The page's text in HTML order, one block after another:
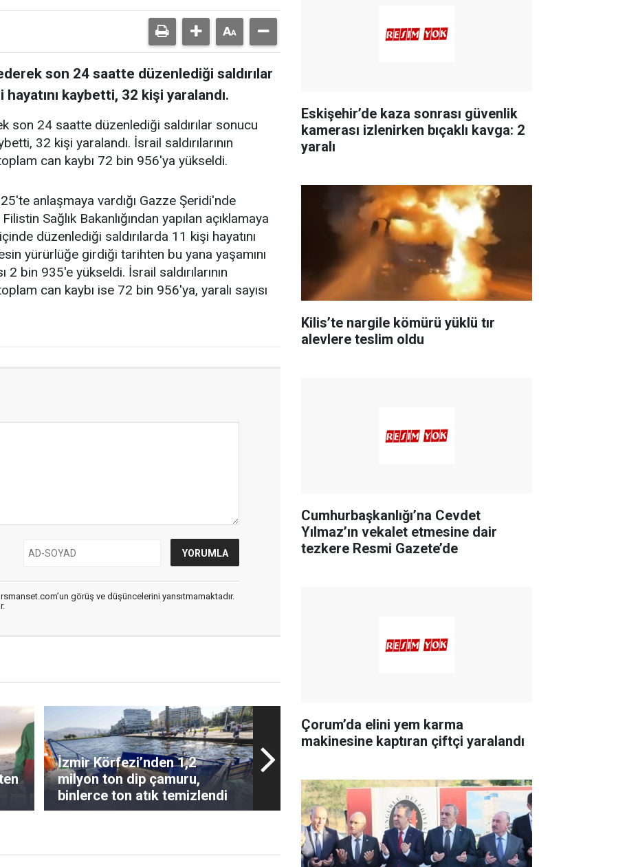
son 24 saatte düzenlediği saldırılar
kaybetti, 32 kişi yaralandı.
son 24 saatte düzenlediği saldırılar sonucu
32 kişi yaralandı. İsrail saldırılarının
can kaybı 72 bin 956'ya yükseldi.
anlaşmaya vardığı Gazze Şeridi'nde
Sağlık Bakanlığından yapılan açıklamaya
düzenlediği saldırılarda 11 kişi hayatını
yürürlüğe girdiği tarihten bu yana yaşamını
2 bin 935'e yükseldi. İsrail saldırılarının
can kaybı ise 72 bin 956'ya, yaralı sayısı
görüş ve düşüncelerini yansıtmamaktadır.
İzmir Körfezi’nden 1,2
milyon ton dip çamuru,
binlerce ton atık temizlendi
Eskişehir’de kaza sonrası güvenlik
kamerası izlenirken bıçaklı kavga: 2
yaralı
Kilis’te nargile kömürü yüklü tır
alevlere teslim oldu
Cumhurbaşkanlığı’na Cevdet
Yılmaz’ın vekalet etmesine dair
tezkere Resmi Gazete’de
Çorum’da elini yem karma
makinesine kaptıran çiftçi yaralandı